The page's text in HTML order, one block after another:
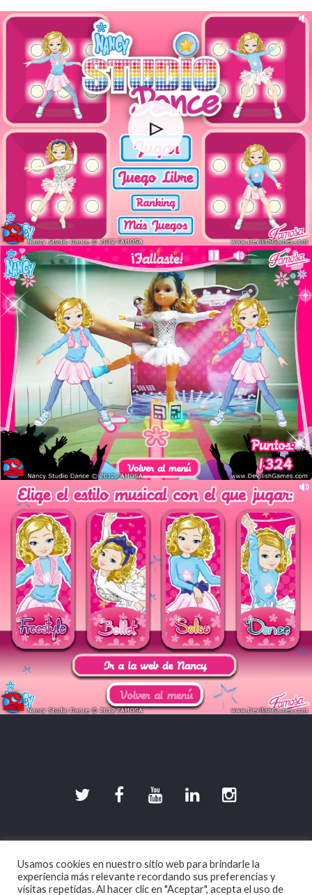
Aviso legal|Política de Privacidad|Política de
Cookies
Usamos cookies en nuestro sitio web para brindarle la
experiencia más relevante recordando sus preferencias y
visitas repetidas. Al hacer clic en "Aceptar", acepta el uso de